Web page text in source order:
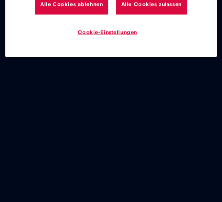
Alle Cookies ablehnen Alle Cookies zulassen
Cookie-Einstellungen